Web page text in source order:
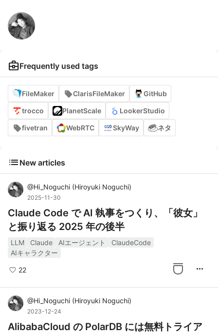
business_centerFrequently used tags
FileMaker ClarisFileMaker GitHub
trocco PlanetScale LookerStudio
fivetran WebRTC SkyWay ネタ
list New articles
@Hi_Noguchi (Hiroyuki Noguchi)
2025-11-30
Claude Code で AI 執事をつくり、「彼女」
と振り返る 2025 年の後半
LLM Claude AIエージェント
ClaudeCode
AIキャラクター
22 more_horiz
@Hi_Noguchi (Hiroyuki Noguchi)
2023-12-24
AlibabaCloud の PolarDB には無料トライア